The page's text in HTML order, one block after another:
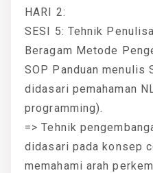
HARI 2:
SESI 5: Tehnik
Beragam Metode
SOP Panduan menulis
didasari pemahaman
programming).
=> Tehnik
didasari pada konsep
memahami arah